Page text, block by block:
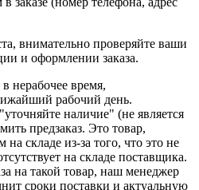
внимательно проверяйте ваши
и оформлении заказа.
нерабочее время,
рабочий день.
наличие" (не является
предзаказ. Это товар,
складе из-за того, что это не
на складе поставщика.
на такой товар, наш менеджер
сроки поставки и актуальную